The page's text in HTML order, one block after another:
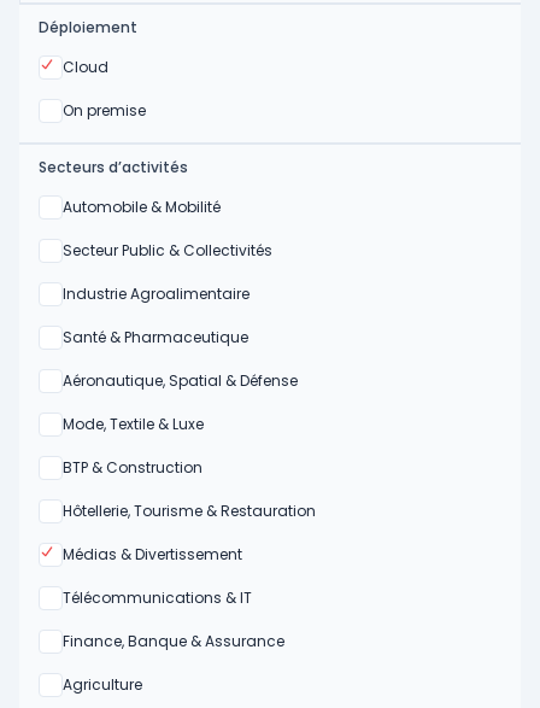
Déploiement
Cloud
Oui
On premise
Oui
Secteurs d’activités
Automobile & Mobilité
Oui
Secteur Public & Collectivités
Oui
Industrie Agroalimentaire
Oui
Santé & Pharmaceutique
Oui
Aéronautique, Spatial & Défense
Oui
Mode, Textile & Luxe
Oui
BTP & Construction
Oui
Hôtellerie, Tourisme & Restauration
Oui
Médias & Divertissement
Oui
Télécommunications & IT
Oui
Finance, Banque & Assurance
Oui
Agriculture
Oui